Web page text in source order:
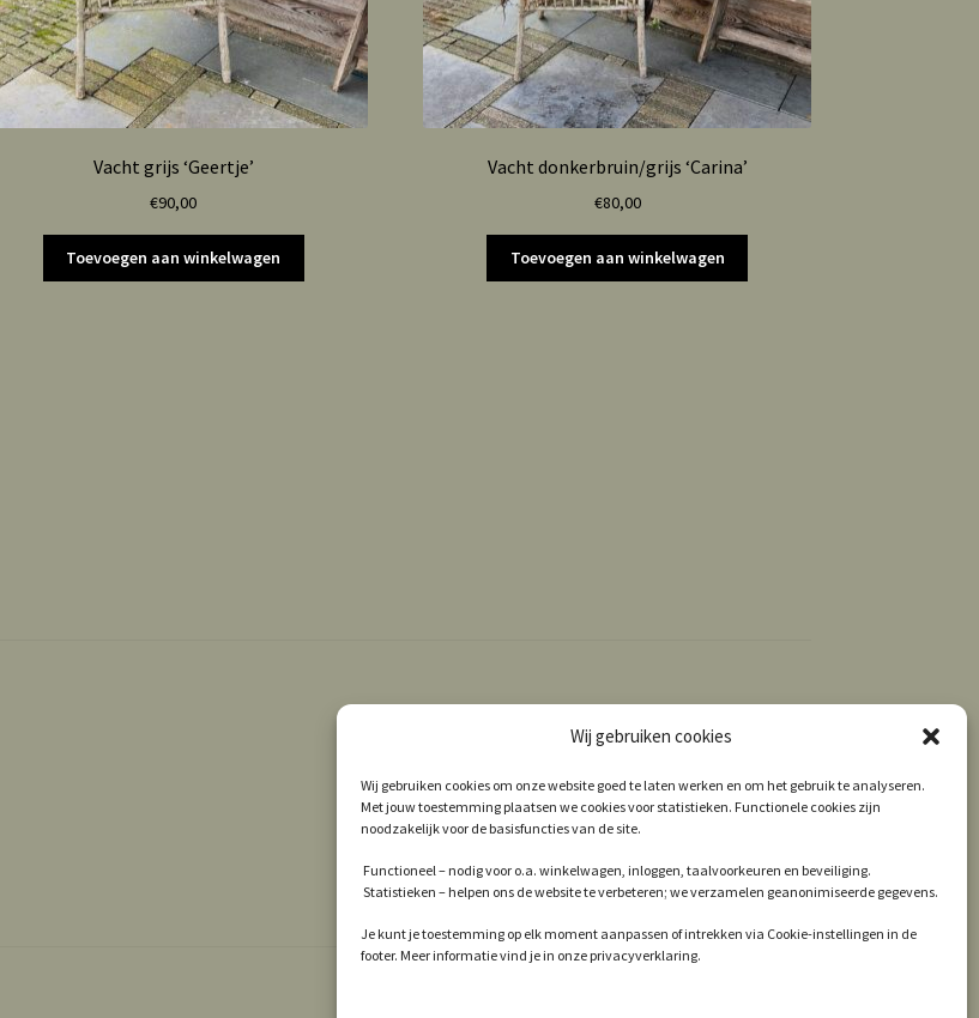
Wij gebruiken cookies
Wij gebruiken cookies om onze website goed te laten werken en om het gebruik te analyseren.
Met jouw toestemming plaatsen we cookies voor statistieken. Functionele cookies zijn
noodzakelijk voor de basisfuncties van de site.
Functioneel – nodig voor o.a. winkelwagen, inloggen, taalvoorkeuren en beveiliging.
Statistieken – helpen ons de website te verbeteren; we verzamelen geanonimiseerde gegevens.
Je kunt je toestemming op elk moment aanpassen of intrekken via Cookie-instellingen in de
footer. Meer informatie vind je in onze privacyverklaring.
Vacht grijs ‘Geertje’
€90,00
Toevoegen aan winkelwagen
Vacht donkerbruin/grijs ‘Carina’
€80,00
Toevoegen aan winkelwagen